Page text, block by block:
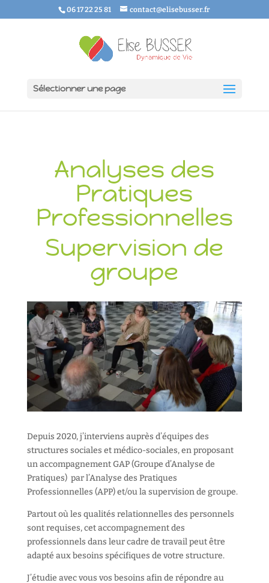
06 17 22 25 81 contact@elisebusser.fr
Sélectionner une page
Analyses des
Pratiques
Professionnelles
Supervision de
groupe
Depuis 2020, j’interviens auprès d’équipes des
structures sociales et médico-sociales, en proposant
un accompagnement GAP (Groupe d’Analyse de
Pratiques) par l’Analyse des Pratiques
Professionnelles (APP) et/ou la supervision de groupe.
Partout où les qualités relationnelles des personnels
sont requises, cet accompagnement des
professionnels dans leur cadre de travail peut être
adapté aux besoins spécifiques de votre structure.
J’étudie avec vous vos besoins afin de répondre au